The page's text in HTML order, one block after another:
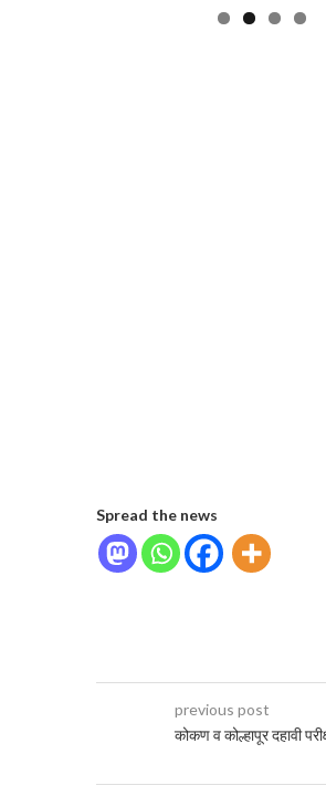
Spread the news
previous post
कोकण व कोल्हापूर दहावी